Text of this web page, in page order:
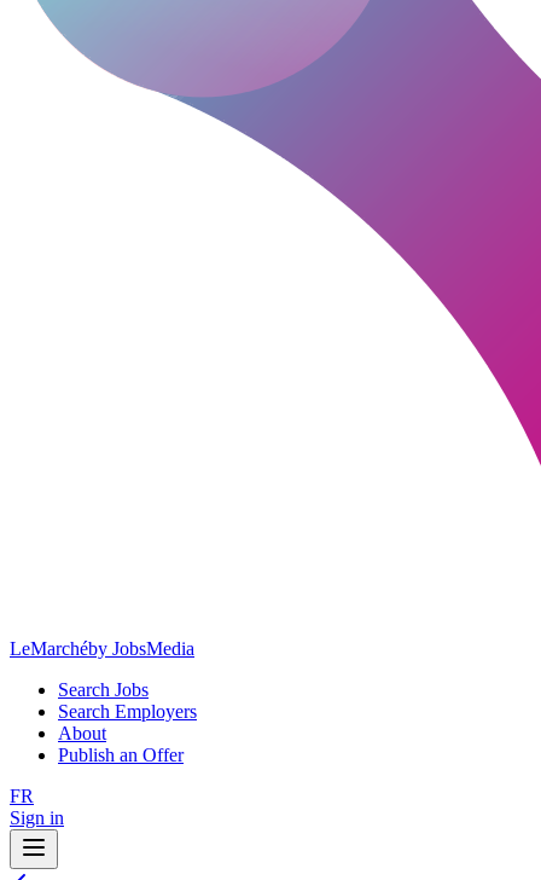
LeMarchéby JobsMedia
Search Jobs
Search Employers
About
Publish an Offer
FR
Sign in